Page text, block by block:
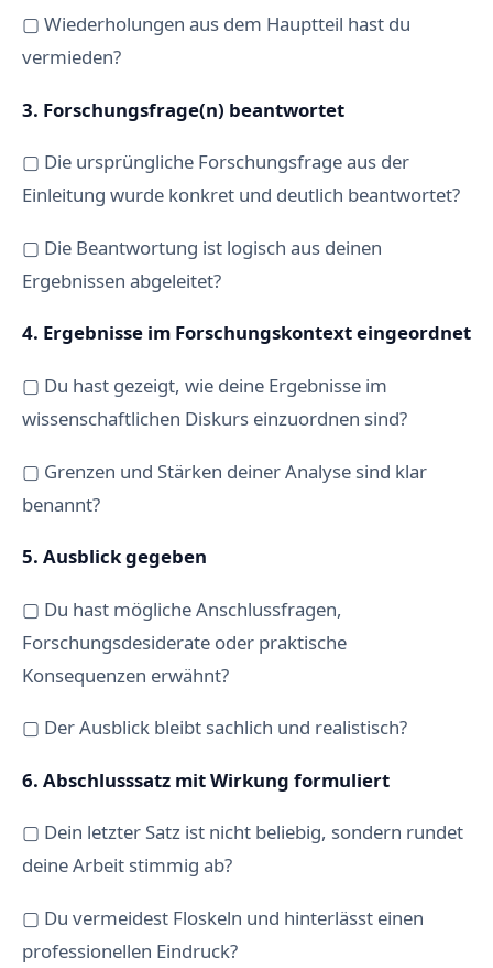
▢ Wiederholungen aus dem Hauptteil hast du
vermieden?
3. Forschungsfrage(n) beantwortet
▢ Die ursprüngliche Forschungsfrage aus der
Einleitung wurde konkret und deutlich beantwortet?
▢ Die Beantwortung ist logisch aus deinen
Ergebnissen abgeleitet?
4. Ergebnisse im Forschungskontext eingeordnet
▢ Du hast gezeigt, wie deine Ergebnisse im
wissenschaftlichen Diskurs einzuordnen sind?
▢ Grenzen und Stärken deiner Analyse sind klar
benannt?
5. Ausblick gegeben
▢ Du hast mögliche Anschlussfragen,
Forschungsdesiderate oder praktische
Konsequenzen erwähnt?
▢ Der Ausblick bleibt sachlich und realistisch?
6. Abschlusssatz mit Wirkung formuliert
▢ Dein letzter Satz ist nicht beliebig, sondern rundet
deine Arbeit stimmig ab?
▢ Du vermeidest Floskeln und hinterlässt einen
professionellen Eindruck?